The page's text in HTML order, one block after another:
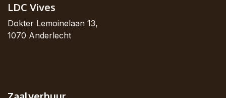
LDC Vives
Dokter Lemoinelaan 13,
1070 Anderlecht